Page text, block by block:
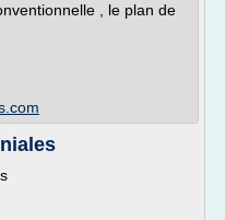
, le plan de